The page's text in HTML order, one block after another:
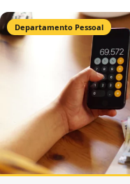
Departamento Pessoal